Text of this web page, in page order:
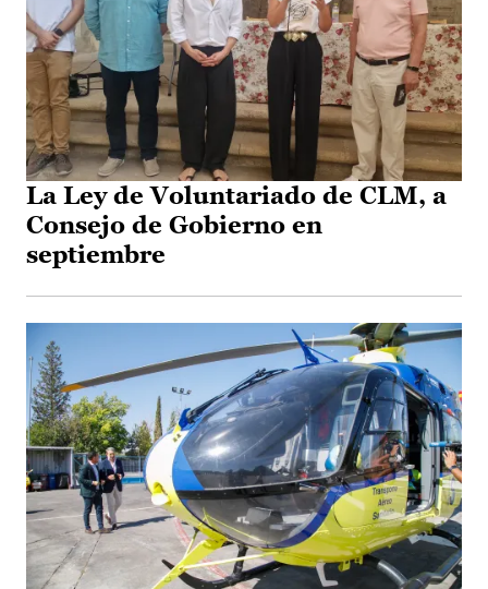
La Ley de Voluntariado de CLM, a
Consejo de Gobierno en
septiembre